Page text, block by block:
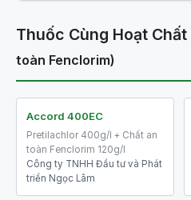
Thuốc Cùng Hoạt Chất
toàn Fenclorim)
Accord 400EC
Pretilachlor 400g/l + Chất an
toàn Fenclorim 120g/l
Công ty TNHH Đầu tư và Phát
triển Ngọc Lâm